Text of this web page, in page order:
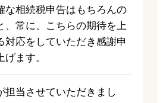
な相続税申告はもちろんの
、常に、こちらの期待を上
対応をしていただき感謝申
げます。
担当させていただきまし